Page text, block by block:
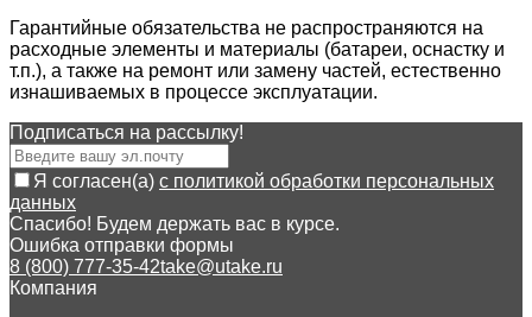
Гарантийные обязательства не распространяются на
расходные элементы и материалы (батареи, оснастку и
т.п.), а также на ремонт или замену частей, естественно
изнашиваемых в процессе эксплуатации.
Подписаться на рассылкy!
Я согласен(a) с политикой обработки персональных
данных
Спасибо! Будем держать вас в курсе.
Ошибка отправки формы
8 (800) 777-35-42take@utake.ru
Компания